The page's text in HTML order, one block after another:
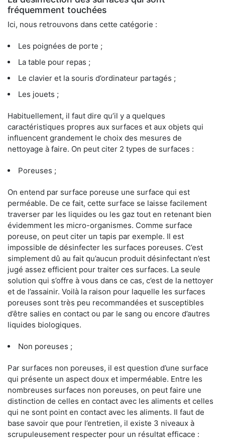
fréquemment touchées
Ici, nous retrouvons dans cette catégorie :
Les poignées de porte ;
La table pour repas ;
Le clavier et la souris d’ordinateur partagés ;
Les jouets ;
Habituellement, il faut dire qu’il y a quelques
caractéristiques propres aux surfaces et aux objets qui
influencent grandement le choix des mesures de
nettoyage à faire. On peut citer 2 types de surfaces :
Poreuses ;
On entend par surface poreuse une surface qui est
perméable. De ce fait, cette surface se laisse facilement
traverser par les liquides ou les gaz tout en retenant bien
évidemment les micro-organismes. Comme surface
poreuse, on peut citer un tapis par exemple. Il est
impossible de désinfecter les surfaces poreuses. C’est
simplement dû au fait qu’aucun produit désinfectant n’est
jugé assez efficient pour traiter ces surfaces. La seule
solution qui s’offre à vous dans ce cas, c’est de la nettoyer
et de l’assainir. Voilà la raison pour laquelle les surfaces
poreuses sont très peu recommandées et susceptibles
d’être salies en contact ou par le sang ou encore d’autres
liquides biologiques.
Non poreuses ;
Par surfaces non poreuses, il est question d’une surface
qui présente un aspect doux et imperméable. Entre les
nombreuses surfaces non poreuses, on peut faire une
distinction de celles en contact avec les aliments et celles
qui ne sont point en contact avec les aliments. Il faut de
base savoir que pour l’entretien, il existe 3 niveaux à
scrupuleusement respecter pour un résultat efficace :